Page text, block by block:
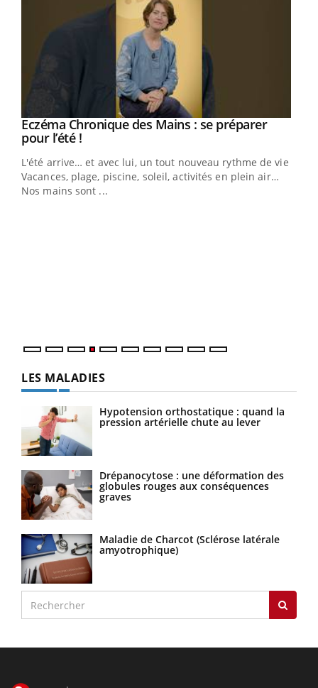
Youtube
Eczéma Chronique des Mains : se préparer
pour l’été !Youtube
L'été arrive… et avec lui, un tout nouveau rythme de vie !
Vacances, plage, piscine, soleil, activités en plein air…
Nos mains sont ...
LES MALADIES
Hypotension orthostatique : quand la
pression artérielle chute au lever
Drépanocytose : une déformation des
globules rouges aux conséquences
graves
Maladie de Charcot (Sclérose latérale
amyotrophique)